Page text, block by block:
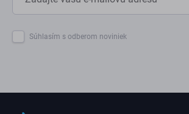
Súhlasím s odberom noviniek